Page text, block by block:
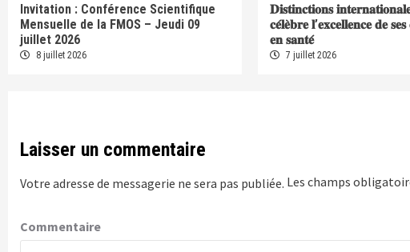
Invitation : Conférence Scientifique
Mensuelle de la FMOS – Jeudi 09
juillet 2026
8 juillet 2026
𝐃𝐢𝐬𝐭𝐢𝐧𝐜𝐭𝐢𝐨𝐧𝐬
𝐜𝐞́𝐥𝐞̀𝐛𝐫𝐞 𝐥’𝐞𝐱𝐜𝐞𝐥𝐥𝐞𝐧𝐜𝐞 𝐝𝐞
𝐞𝐧 𝐬𝐚𝐧𝐭𝐞́
7 juillet 2026
Laisser un commentaire
Votre adresse de messagerie ne sera pas publiée. Les champs
Commentaire